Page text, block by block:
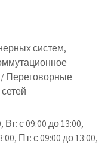
систем,
Переговорные
с 09:00 до 13:00,
Пт: с 09:00 до 13:00,